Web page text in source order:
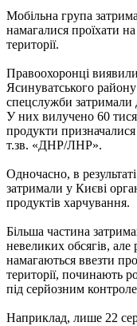
Мобільна група
намагалися проїхати
території.
Правоохоронці
Ясинуватського
спецслужби затримали
У них вилучено 60
продукти
т.зв. «ДНР/ЛНР».
Одночасно, в
затримали у Києві
продуктів харчування.
Більша частина
невеликих обсягів, але
намагаються ввезти
території, починають
під серйозним
Наприклад, лише 22